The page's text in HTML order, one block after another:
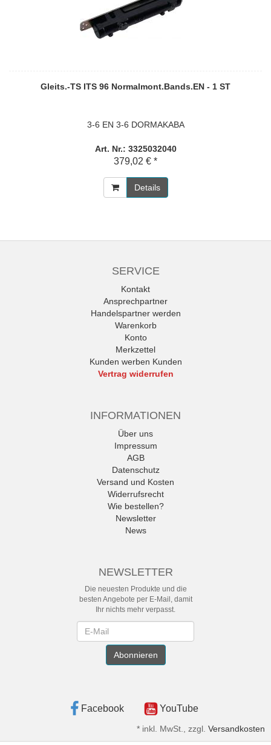
Gleits.-TS ITS 96 Normalmont.Bands.EN - 1 ST
3-6 EN 3-6 DORMAKABA
Art. Nr.: 3325032040
379,02 € *
Details
SERVICE
Kontakt
Ansprechpartner
Handelspartner werden
Warenkorb
Konto
Merkzettel
Kunden werben Kunden
Vertrag widerrufen
INFORMATIONEN
Über uns
Impressum
AGB
Datenschutz
Versand und Kosten
Widerrufsrecht
Wie bestellen?
Newsletter
News
NEWSLETTER
Die neuesten Produkte und die
besten Angebote per E-Mail, damit
Ihr nichts mehr verpasst.
Abonnieren
Facebook YouTube
* inkl. MwSt., zzgl. Versandkosten